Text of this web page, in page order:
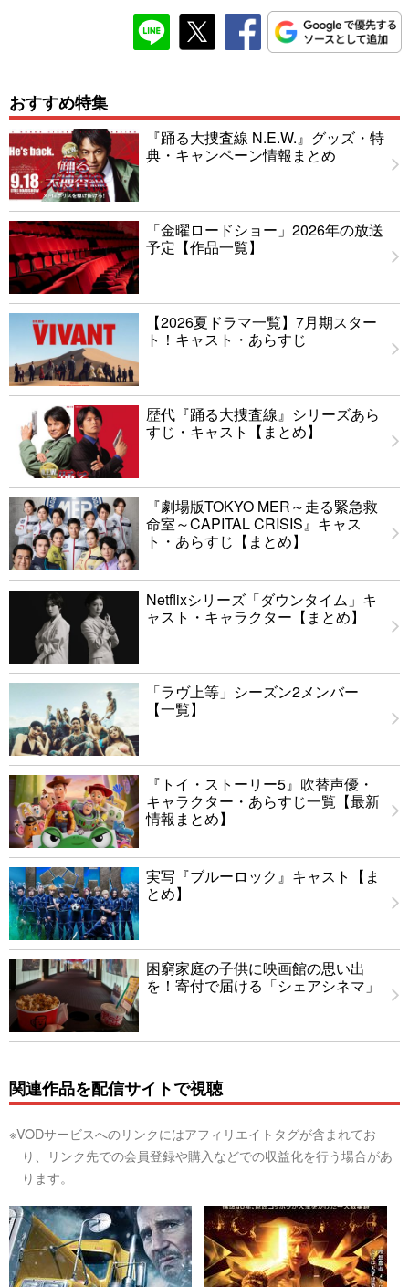
おすすめ特集
『踊る大捜査線 N.E.W.』グッズ・特
典・キャンペーン情報まとめ
「金曜ロードショー」2026年の放送
予定【作品一覧】
【2026夏ドラマ一覧】7月期スター
ト！キャスト・あらすじ
歴代『踊る大捜査線』シリーズあら
すじ・キャスト【まとめ】
『劇場版TOKYO MER～走る緊急救
命室～CAPITAL CRISIS』キャス
ト・あらすじ【まとめ】
Netflixシリーズ「ダウンタイム」キ
ャスト・キャラクター【まとめ】
「ラヴ上等」シーズン2メンバー
【一覧】
『トイ・ストーリー5』吹替声優・
キャラクター・あらすじ一覧【最新
情報まとめ】
実写『ブルーロック』キャスト【ま
とめ】
困窮家庭の子供に映画館の思い出
を！寄付で届ける「シェアシネマ」
関連作品を配信サイトで視聴
※VODサービスへのリンクにはアフィリエイトタグが含まれてお
り、リンク先での会員登録や購入などでの収益化を行う場合があ
ります。